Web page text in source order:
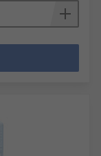
れは 同時
し、ベン
サプライ
。